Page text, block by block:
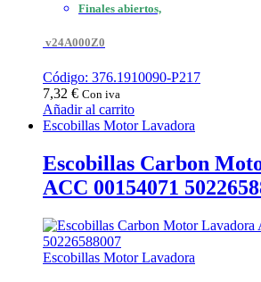
Finales abiertos,
v24A000Z0
Código: 376.1910090-P217
7,32 € Con iva
Añadir al carrito
Escobillas Motor Lavadora
Escobillas Carbon
ACC 00154071
Escobillas Motor Lavadora